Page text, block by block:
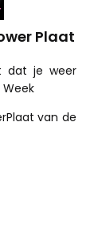
Plaat
dat je weer
van de